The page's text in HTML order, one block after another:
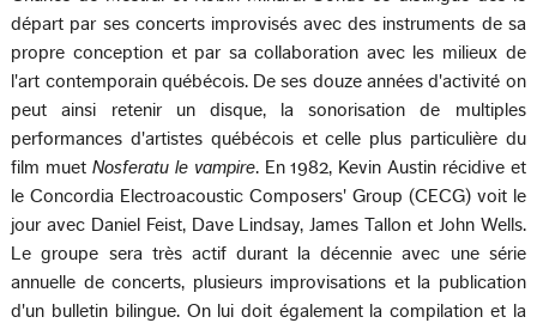
départ par ses concerts improvisés avec des instruments de sa
propre conception et par sa collaboration avec les milieux de
l'art contemporain québécois. De ses douze années d'activité on
peut ainsi retenir un disque, la sonorisation de multiples
performances d'artistes québécois et celle plus particulière du
film muet Nosferatu le vampire. En 1982, Kevin Austin récidive et
le Concordia Electroacoustic Composers' Group (CECG) voit le
jour avec Daniel Feist, Dave Lindsay, James Tallon et John Wells.
Le groupe sera très actif durant la décennie avec une série
annuelle de concerts, plusieurs improvisations et la publication
d'un bulletin bilingue. On lui doit également la compilation et la